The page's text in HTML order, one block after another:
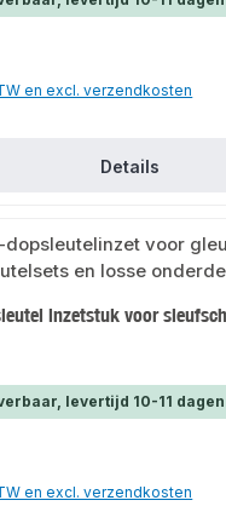
en excl. verzendkosten
Details
inzetstuk voor
levertijd 10-11 dagen
en excl. verzendkosten